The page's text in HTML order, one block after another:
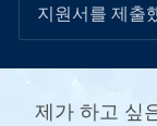
지원서를 제출
제가 하고 싶